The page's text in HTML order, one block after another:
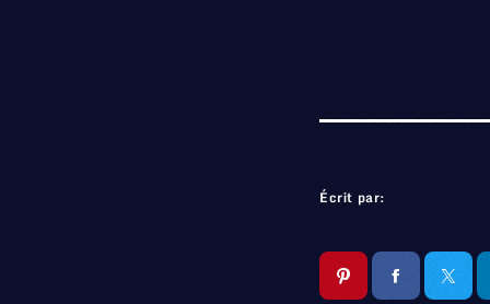
Écrit par: